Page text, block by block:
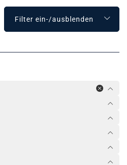
Filter ein-/ausblenden